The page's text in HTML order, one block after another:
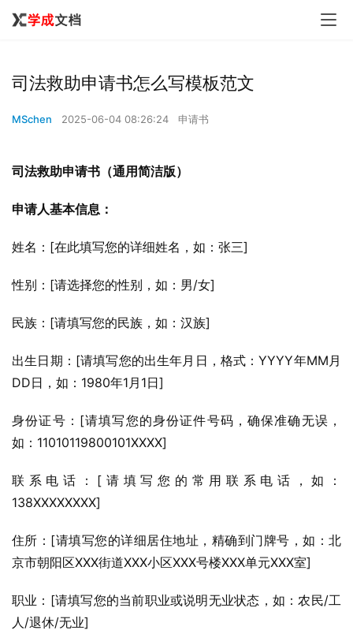
司法救助申请书怎么写模板范文
MSchen 2025-06-04 08:26:24 申请书
司法救助申请书（通用简洁版）
申请人基本信息：
姓名：[在此填写您的详细姓名，如：张三]
性别：[请选择您的性别，如：男/女]
民族：[请填写您的民族，如：汉族]
出生日期：[请填写您的出生年月日，格式：YYYY年MM月
DD日，如：1980年1月1日]
身份证号：[请填写您的身份证件号码，确保准确无误，
如：11010119800101XXXX]
联系电话：[请填写您的常用联系电话，如：
138XXXXXXXX]
住所：[请填写您的详细居住地址，精确到门牌号，如：北
京市朝阳区XXX街道XXX小区XXX号楼XXX单元XXX室]
职业：[请填写您的当前职业或说明无业状态，如：农民/工
人/退休/无业]